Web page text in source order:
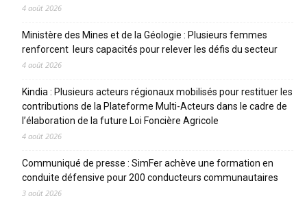
4 août 2026
Ministère des Mines et de la Géologie : Plusieurs femmes
renforcent leurs capacités pour relever les défis du secteur
4 août 2026
Kindia : Plusieurs acteurs régionaux mobilisés pour restituer les
contributions de la Plateforme Multi-Acteurs dans le cadre de
l’élaboration de la future Loi Foncière Agricole
4 août 2026
Communiqué de presse : SimFer achève une formation en
conduite défensive pour 200 conducteurs communautaires
3 août 2026